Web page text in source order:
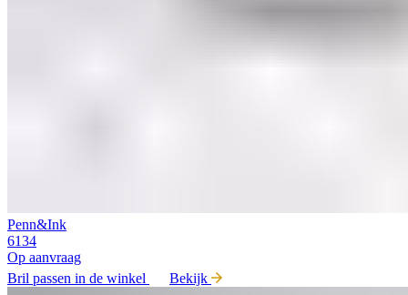
Penn&Ink
6134
Op aanvraag
Bril passen in de winkel
Bekijk